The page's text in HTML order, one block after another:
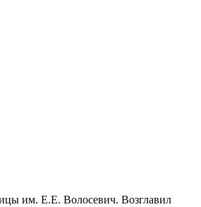
им. Е.Е. Волосевич. Возглавил